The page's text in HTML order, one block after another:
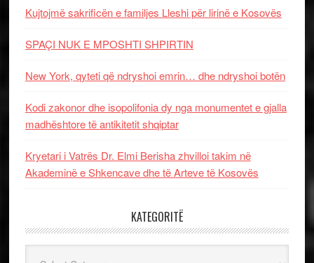
Kujtojmë sakrificën e familjes Lleshi për lirinë e Kosovës
SPAÇI NUK E MPOSHTI SHPIRTIN
New York, qyteti që ndryshoi emrin… dhe ndryshoi botën
Kodi zakonor dhe isopolifonia dy nga monumentet e gjalla
madhështore të antikitetit shqiptar
Kryetari i Vatrës Dr. Elmi Berisha zhvilloi takim në
Akademinë e Shkencave dhe të Arteve të Kosovës
KATEGORITË